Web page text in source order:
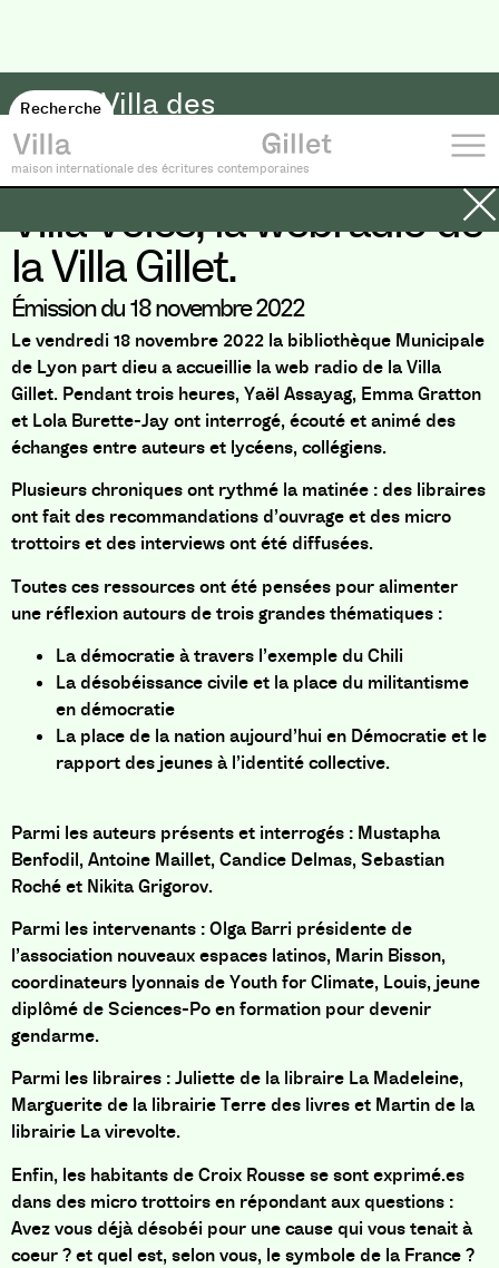
RechercheVilla des
maison internationale des écritures contemporaines
Villa Voice, la webradio de
la Villa Gillet.
Émission du 18 novembre 2022
Le vendredi 18 novembre 2022 la bibliothèque Municipale
de Lyon part dieu a accueillie la web radio de la Villa
Gillet. Pendant trois heures, Yaël Assayag, Emma Gratton
et Lola Burette-Jay ont interrogé, écouté et animé des
échanges entre auteurs et lycéens, collégiens.
Plusieurs chroniques ont rythmé la matinée : des libraires
ont fait des recommandations d’ouvrage et des micro
trottoirs et des interviews ont été diffusées.
Toutes ces ressources ont été pensées pour alimenter
une réflexion autours de trois grandes thématiques :
La démocratie à travers l’exemple du Chili
La désobéissance civile et la place du militantisme
en démocratie
La place de la nation aujourd’hui en Démocratie et le
rapport des jeunes à l’identité collective.
Parmi les auteurs présents et interrogés : Mustapha
Benfodil, Antoine Maillet, Candice Delmas, Sebastian
Roché et Nikita Grigorov.
Parmi les intervenants : Olga Barri présidente de
l’association nouveaux espaces latinos, Marin Bisson,
coordinateurs lyonnais de Youth for Climate, Louis, jeune
diplômé de Sciences-Po en formation pour devenir
gendarme.
Parmi les libraires : Juliette de la libraire La Madeleine,
Marguerite de la librairie Terre des livres et Martin de la
librairie La virevolte.
Enfin, les habitants de Croix Rousse se sont exprimé.es
dans des micro trottoirs en répondant aux questions :
Avez vous déjà désobéi pour une cause qui vous tenait à
coeur ? et quel est, selon vous, le symbole de la France ?